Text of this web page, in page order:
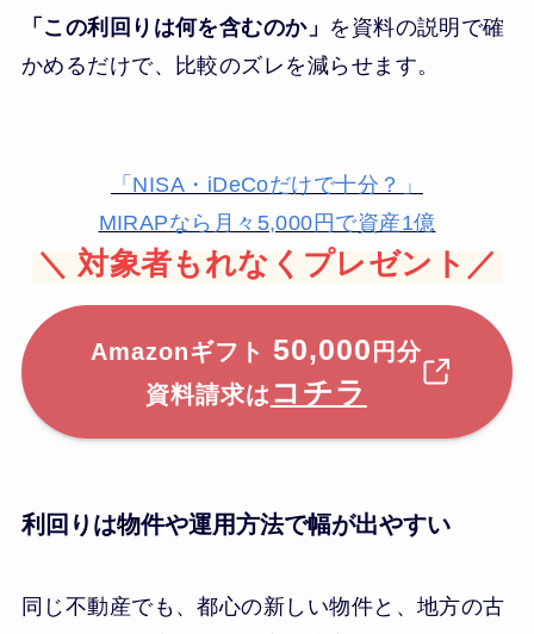
「この利回りは何を含むのか」 を資料の説明で確
かめるだけで、比較のズレを減らせます。
「NISA・iDeCoだけで十分？」
MIRAPなら月々5,000円で資産1億
＼ 対象者もれなくプレゼント／
Amazonギフト 50,000 円分
資料請求は コチラ
利回りは物件や運用方法で幅が出やすい
同じ不動産でも、都心の新しい物件と、地方の古